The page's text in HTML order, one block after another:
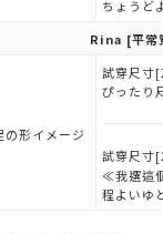
ちょうど
Rina [平常
試穿尺寸
ぴったり
試穿尺寸
≪我選這
程よいゆ